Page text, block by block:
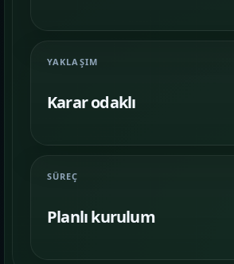
YAKLAŞIM
Karar odaklı
SÜREÇ
Planlı kurulum